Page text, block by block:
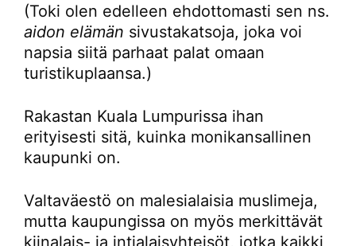
(Toki olen edelleen ehdottomasti sen ns.
aidon elämän sivustakatsoja, joka voi
napsia siitä parhaat palat omaan
turistikuplaansa.)
Rakastan Kuala Lumpurissa ihan
erityisesti sitä, kuinka monikansallinen
kaupunki on.
Valtaväestö on malesialaisia muslimeja,
mutta kaupungissa on myös merkittävät
kiinalais- ja intialaisyhteisöt, jotka kaikki